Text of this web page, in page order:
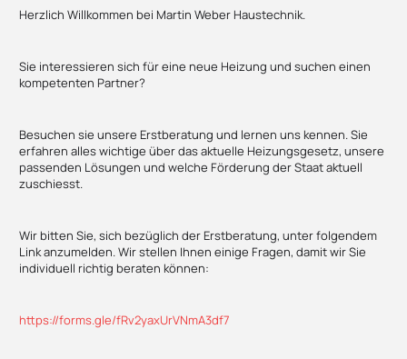
Herzlich Willkommen bei Martin Weber Haustechnik.
Sie interessieren sich für eine neue Heizung und suchen einen
kompetenten Partner?
Besuchen sie unsere Erstberatung und lernen uns kennen. Sie
erfahren alles wichtige über das aktuelle Heizungsgesetz, unsere
passenden Lösungen und welche Förderung der Staat aktuell
zuschiesst.
Wir bitten Sie, sich bezüglich der Erstberatung, unter folgendem
Link anzumelden. Wir stellen Ihnen einige Fragen, damit wir Sie
individuell richtig beraten können:
https://forms.gle/fRv2yaxUrVNmA3df7